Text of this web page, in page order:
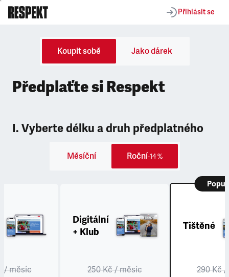
Přihlásit se
Koupit sobě Jako dárek
Předplaťte si Respekt
I. Vyberte délku a druh předplatného
Měsíční Roční-14 %
/ měsíc
Digitální
+ Klub
250 Kč/ měsíc
Tištěné
290 Kč/